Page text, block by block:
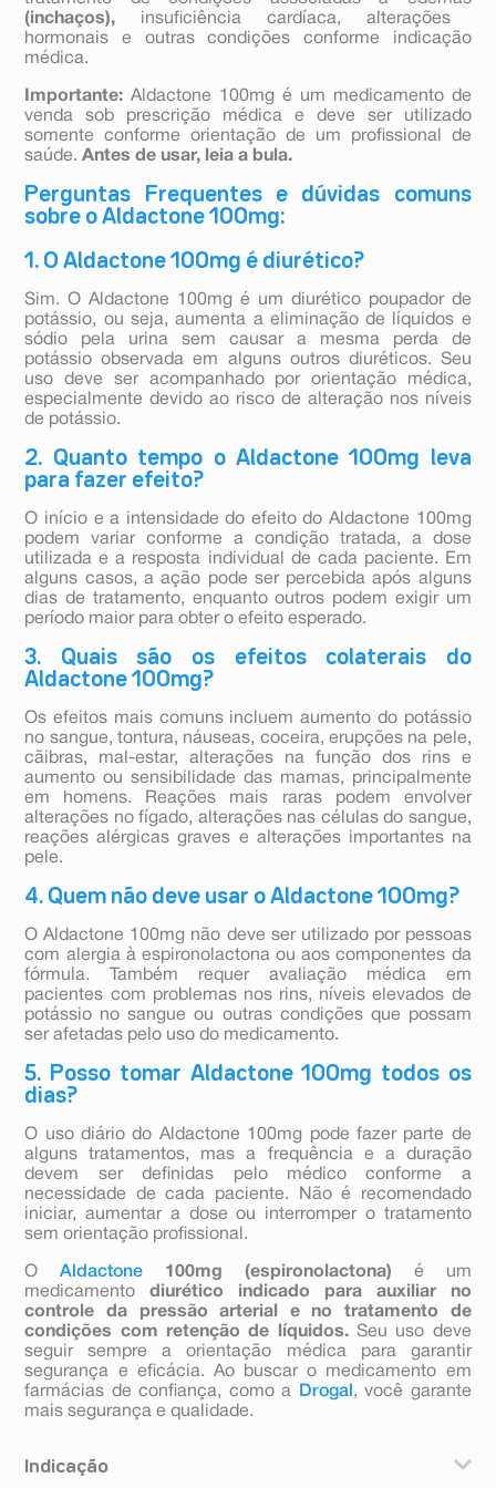
(inchaços), insuficiência cardíaca, alterações
hormonais e outras condições conforme indicação
médica.
Importante: Aldactone 100mg é um medicamento de
venda sob prescrição médica e deve ser utilizado
somente conforme orientação de um profissional de
saúde.Antes de usar, leia a bula.
Perguntas Frequentes e dúvidas comuns
sobre o Aldactone 100mg:
1. O Aldactone 100mg é diurético?
Sim. O Aldactone 100mg é um diurético poupador de
potássio, ou seja, aumenta a eliminação de líquidos e
sódio pela urina sem causar a mesma perda de
potássio observada em alguns outros diuréticos. Seu
uso deve ser acompanhado por orientação médica,
especialmente devido ao risco de alteração nos níveis
de potássio.
2. Quanto tempo o Aldactone 100mg leva
para fazer efeito?
O início e a intensidade do efeito do Aldactone 100mg
podem variar conforme a condição tratada, a dose
utilizada e a resposta individual de cada paciente. Em
alguns casos, a ação pode ser percebida após alguns
dias de tratamento, enquanto outros podem exigir um
período maior para obter o efeito esperado.
3. Quais são os efeitos colaterais do
Aldactone 100mg?
Os efeitos mais comuns incluem aumento do potássio
no sangue, tontura, náuseas, coceira, erupções na pele,
cãibras, mal-estar, alterações na função dos rins e
aumento ou sensibilidade das mamas, principalmente
em homens. Reações mais raras podem envolver
alterações no fígado, alterações nas células do sangue,
reações alérgicas graves e alterações importantes na
pele.
4. Quem não deve usar o Aldactone 100mg?
O Aldactone 100mg não deve ser utilizado por pessoas
com alergia à espironolactona ou aos componentes da
fórmula. Também requer avaliação médica em
pacientes com problemas nos rins, níveis elevados de
potássio no sangue ou outras condições que possam
ser afetadas pelo uso do medicamento.
5. Posso tomar Aldactone 100mg todos os
dias?
O uso diário do Aldactone 100mg pode fazer parte de
alguns tratamentos, mas a frequência e a duração
devem ser definidas pelo médico conforme a
necessidade de cada paciente. Não é recomendado
iniciar, aumentar a dose ou interromper o tratamento
sem orientação profissional.
OAldactone 100mg (espironolactona) é um
medicamentodiurético indicado para auxiliar no
controle da pressão arterial e no tratamento de
condições com retenção de líquidos.Seu uso deve
seguir sempre a orientação médica para garantir
segurança e eficácia. Ao buscar o medicamento em
farmácias de confiança, como a
Drogal , você garante
mais segurança e qualidade.
Indicação